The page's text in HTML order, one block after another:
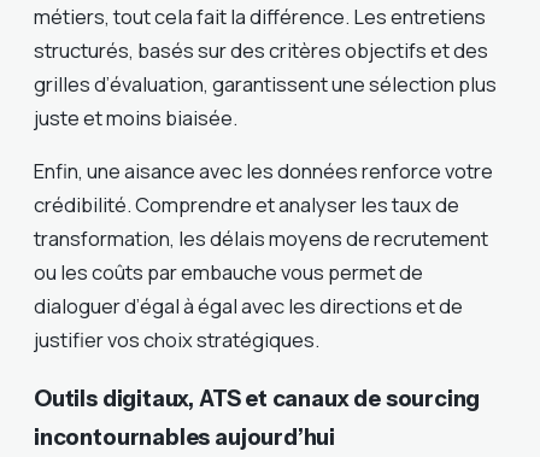
métiers, tout cela fait la différence. Les entretiens
structurés, basés sur des critères objectifs et des
grilles d’évaluation, garantissent une sélection plus
juste et moins biaisée.
Enfin, une aisance avec les données renforce votre
crédibilité. Comprendre et analyser les taux de
transformation, les délais moyens de recrutement
ou les coûts par embauche vous permet de
dialoguer d’égal à égal avec les directions et de
justifier vos choix stratégiques.
Outils digitaux, ATS et canaux de sourcing
incontournables aujourd’hui